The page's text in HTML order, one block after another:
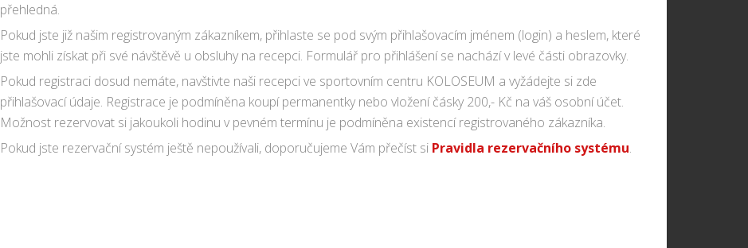
přehledná.
Pokud jste již našim registrovaným zákazníkem, přihlaste se pod svým přihlašovacím jménem (login) a heslem, které
jste mohli získat při své návštěvě u obsluhy na recepci. Formulář pro přihlášení se nachází v levé části obrazovky.
Pokud registraci dosud nemáte, navštivte naši recepci ve sportovním centru KOLOSEUM a vyžádejte si zde
přihlašovací údaje. Registrace je podmíněna koupí permanentky nebo vložení čásky 200,- Kč na váš osobní účet.
Možnost rezervovat si jakoukoli hodinu v pevném termínu je podmíněna existencí registrovaného zákazníka.
Pokud jste rezervační systém ještě nepoužívali, doporučujeme Vám přečíst si Pravidla rezervačního systému.